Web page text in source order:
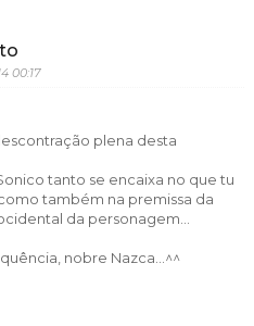
00:17
plena desta
tanto se encaixa no que tu
também na premissa da
da personagem...
nobre Nazca...^^